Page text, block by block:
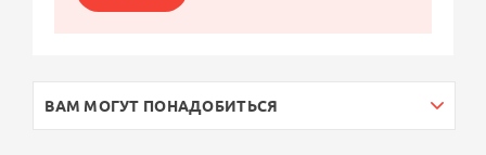
ВАМ МОГУТ ПОНАДОБИТЬСЯ